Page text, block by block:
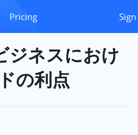
Pricing
ジネスにおけ
の利点